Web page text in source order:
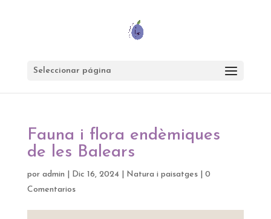
Seleccionar página
Fauna i flora endèmiques
de les Balears
por admin Dic 16, 2024| Natura i paisatges| 0
Comentarios